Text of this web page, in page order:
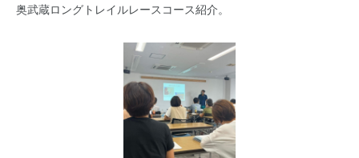
奥武蔵ロングトレイルレースコース紹介。